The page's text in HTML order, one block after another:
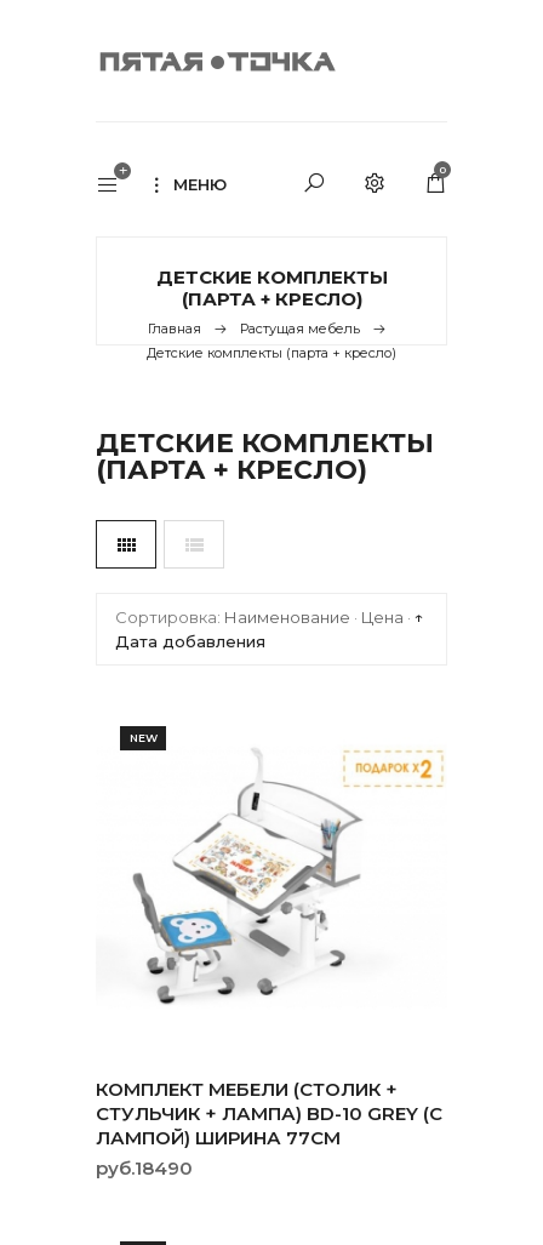
МЕНЮ
0
ДЕТСКИЕ КОМПЛЕКТЫ
(ПАРТА + КРЕСЛО)
Главная
Растущая мебель
Детские комплекты (парта + кресло)
ДЕТСКИЕ КОМПЛЕКТЫ
(ПАРТА + КРЕСЛО)
Сортировка: Наименование · Цена · ↑
Дата добавления
NEW
КОМПЛЕКТ МЕБЕЛИ (СТОЛИК +
СТУЛЬЧИК + ЛАМПА) BD-10 GREY (С
ЛАМПОЙ) ШИРИНА 77СМ
руб.18490